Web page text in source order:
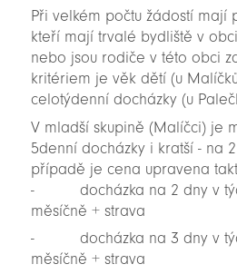
Při velkém počtu žádostí mají
kteří mají trvalé bydliště v
nebo jsou rodiče v této obci
kritériem je věk dětí (u
celotýdenní docházky (u
V mladší skupině (Malíčci) je
5denní docházky i kratší - na
případě je cena upravena
- docházka na 2 dny v
měsíčně + strava
- docházka na 3 dny v
měsíčně + strava